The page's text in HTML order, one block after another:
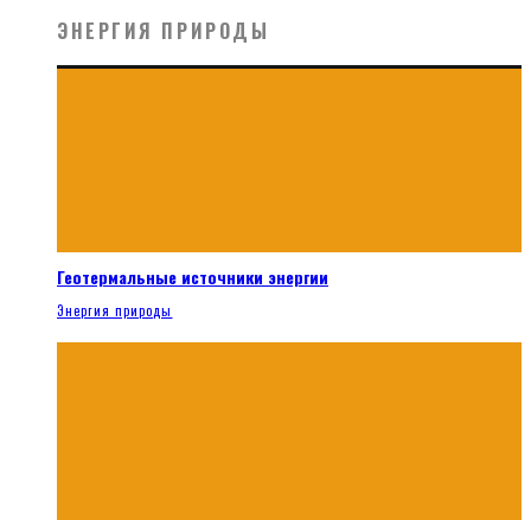
ЭНЕРГИЯ ПРИРОДЫ
Геотермальные источники энергии
Энергия природы